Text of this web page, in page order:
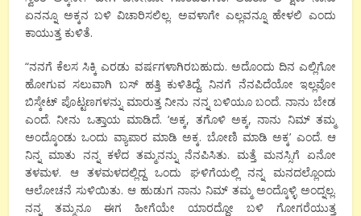
ಏನನ್ನೂ ಅಕ್ಕನ ಬಳಿ ವಿಚಾರಿಸಲಿಲ್ಲ. ಅವಳಾಗೇ ಎಲ್ಲವನ್ನೂ ಹೇಳಲಿ ಎಂದು
ಕಾಯುತ್ತ ಕುಳಿತೆ.
“ನನಗೆ ಕೆಲಸ ಸಿಕ್ಕಿ ಎರಡು ವರ್ಷಗಳಾಗಿರಬಹುದು. ಅದೊಂದು ದಿನ ಎಲ್ಲಿಗೋ
ಹೋಗುವ ಸಲುವಾಗಿ ಬಸ್ ಹತ್ತಿ ಕುಳಿತಿದ್ದೆ. ನಿನಗೆ ನೆನಪಿದೆಯೋ ಇಲ್ಲವೋ
ಬಿಸ್ಕೇಟ್ ಪೊಟ್ಟಣಗಳನ್ನು ಮಾರುತ್ತ ನೀನು ನನ್ನ ಬಳಿಯೂ ಬಂದೆ. ನಾನು ಬೇಡ
ಎಂದೆ. ನೀನು ಒತ್ತಾಯ ಮಾಡಿದೆ. ‘ಅಕ್ಕ, ತಗೊಳಿ ಅಕ್ಕ, ನಾನು ನಿಮ್ ತಮ್ಮ
ಅಂದ್ಕೊಂಡು ಒಂದು ವ್ಯಾಪಾರ ಮಾಡಿ ಅಕ್ಕ. ಬೋಣಿ ಮಾಡಿ ಅಕ್ಕ’ ಎಂದೆ. ಆ
ನಿನ್ನ ಮಾತು ನನ್ನ ಕಳೆದ ತಮ್ಮನನ್ನು ನೆನಪಿಸಿತು. ಮತ್ತೆ ಮನಸ್ಸಿಗೆ ಏನೋ
ತಳಮಳ. ಆ ತಳಮಳದಲ್ಲಿದ್ದ ಒಂದು ಘಳಿಗೆಯಲ್ಲಿ ನನ್ನ ಮನದಲ್ಲೊಂದು
ಆಲೋಚನೆ ಸುಳಿಯಿತು. ಆ ಹುಡುಗ ನಾನು ನಿಮ್ ತಮ್ಮ ಅಂದ್ಕೊಳ್ಳಿ ಅಂದ್ನಲ್ಲ.
ನನ್ನ ತಮ್ಮನೂ ಈಗ ಹೀಗೆಯೇ ಯಾರದ್ದೋ ಬಳಿ ಗೋಗರೆಯುತ್ತ